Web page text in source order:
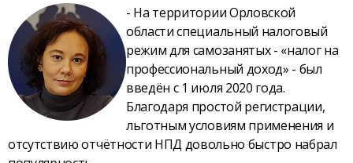
- На территории Орловской
области специальный налоговый
режим для самозанятых - «налог на
профессиональный доход» - был
введён с 1 июля 2020 года.
Благодаря простой регистрации,
льготным условиям применения и
отсутствию отчётности НПД довольно быстро набрал